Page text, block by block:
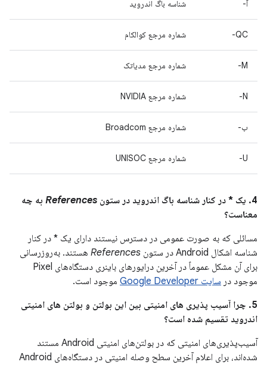
آ- شناسه باگ اندروید
QC- شماره مرجع کوالکام
M- شماره مرجع مدیاتک
N- شماره مرجع NVIDIA
ب- شماره مرجع Broadcom
U- شماره مرجع UNISOC
4. یک * در کنار شناسه باگ اندروید در ستون References به چه
معناست؟
مسائلی که به صورت عمومی در دسترس نیستند دارای یک * در کنار
شناسه اشکال Android در ستون
References هستند. به‌روزرسانی
برای آن مشکل عموماً در آخرین درایورهای باینری دستگاه‌های Pixel
موجود در سایت Google Developer
موجود است.
5. چرا آسیب پذیری های امنیتی بین این بولتن و بولتن های امنیتی
اندروید تقسیم شده است؟
آسیب‌پذیری‌های امنیتی که در بولتن‌های امنیتی Android مستند
شده‌اند، برای اعلام آخرین سطح وصله امنیتی در دستگاه‌های Android